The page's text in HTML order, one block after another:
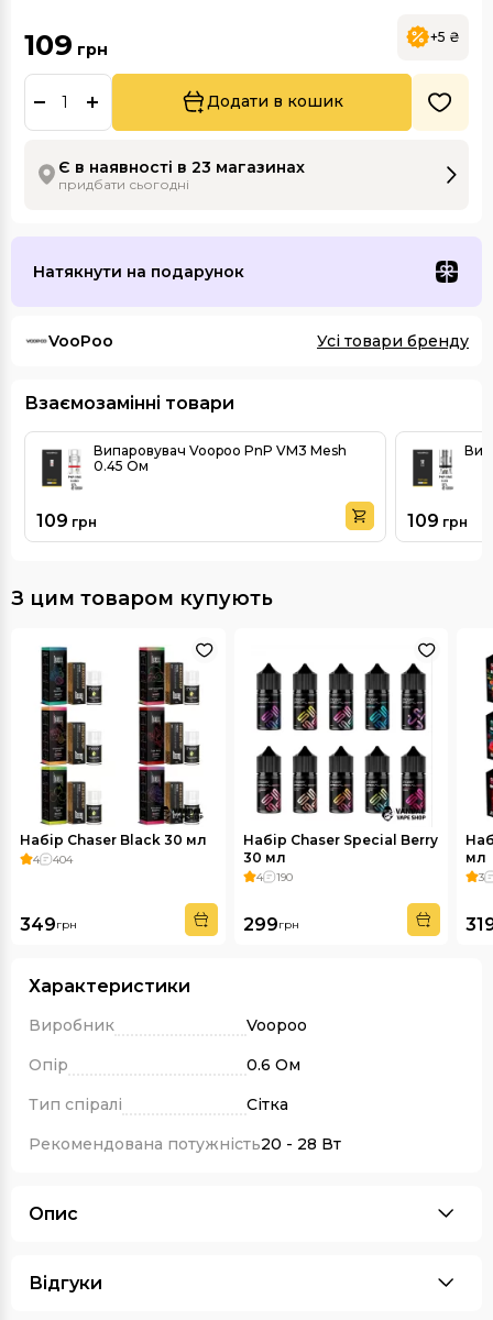
109 грн
+5 ₴
Додати в кошик
Є в наявності в 23 магазинах
придбати сьогодні
Натякнути на подарунок
VooPoo Усі товари бренду
Взаємозамінні товари
Випаровувач Voopoo PnP VM3 Mesh
0.45 Ом
109 грн 109 грн
З цим товаром купують
Набір Chaser Black 30 мл
4 404
349грн
Набір Chaser Special Berry
30 мл
4 190
299грн
мл
3
Характеристики
Виробник
Voopoo
Опір
0.6 Ом
Тип спіралі
Сітка
Рекомендована потужність20 - 28 Вт
Опис
Відгуки